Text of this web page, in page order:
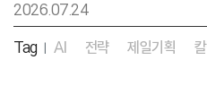
2026.07.24
Tag | AI 전략 제일기획